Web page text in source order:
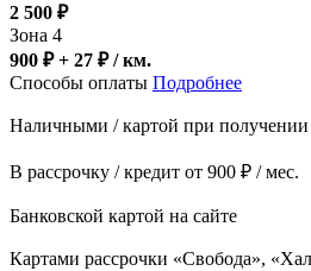
2 500 ₽
Зона 4
900 ₽ + 27 ₽/ км.
Способы оплаты Подробнее
Наличными / картой при получении
В рассрочку / кредит от 900 ₽ / мес.
Банковской картой на сайте
Картами рассрочки «Свобода»,